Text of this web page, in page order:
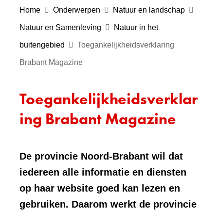
Home Onderwerpen Natuur en landschap
Natuur en Samenleving Natuur in het
buitengebied Toegankelijkheidsverklaring
Brabant Magazine
Toegankelijkheidsverklar
ing Brabant Magazine
De provincie Noord-Brabant wil dat
iedereen alle informatie en diensten
op haar website goed kan lezen en
gebruiken. Daarom werkt de provincie